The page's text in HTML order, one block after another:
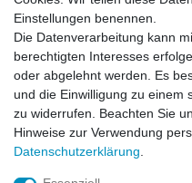
Hiermit bestätige ich, dass ich die
Einwilligung kann ich jederzeit
Einstellungen benennen.
Die Datenverarbeitung kann
berechtigten Interesses
oder abgelehnt werden. Es
und die Einwilligung zu einem
zu widerrufen. Beachten Sie
Hinweise zur Verwendung
Daten­schutz­erklärung